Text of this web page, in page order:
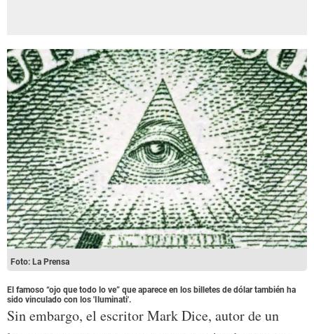
Foto: La Prensa
El famoso “ojo que todo lo ve” que aparece en los billetes de dólar también ha
sido vinculado con los 'Iluminati'.
Sin embargo, el escritor Mark Dice, autor de un